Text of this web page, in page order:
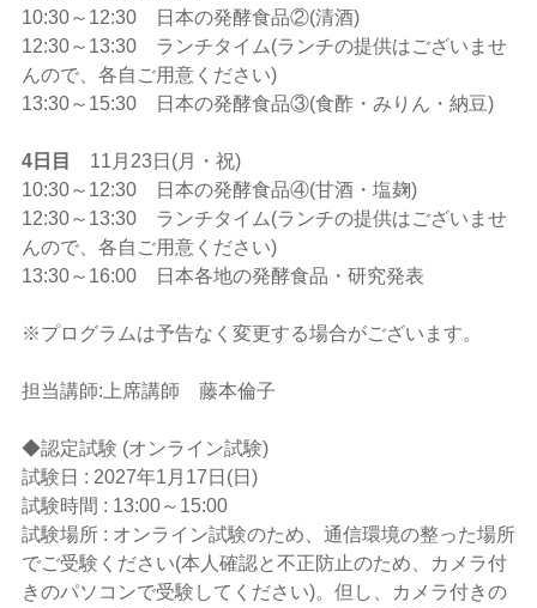
10:30～12:30 日本の発酵食品②(清酒)
12:30～13:30 ランチタイム(ランチの提供はございませ
んので、各自ご用意ください)
13:30～15:30 日本の発酵食品③(食酢・みりん・納豆)
4日目
11月23日(月・祝)
10:30～12:30 日本の発酵食品④(甘酒・塩麹)
12:30～13:30 ランチタイム(ランチの提供はございませ
んので、各自ご用意ください)
13:30～16:00 日本各地の発酵食品・研究発表
※プログラムは予告なく変更する場合がございます。
担当講師:上席講師 藤本倫子
◆認定試験 (オンライン試験)
試験日 : 2027年1月17日(日)
試験時間 : 13:00～15:00
試験場所 : オンライン試験のため、通信環境の整った場所
でご受験ください(本人確認と不正防止のため、カメラ付
きのパソコンで受験してください)。但し、カメラ付きの